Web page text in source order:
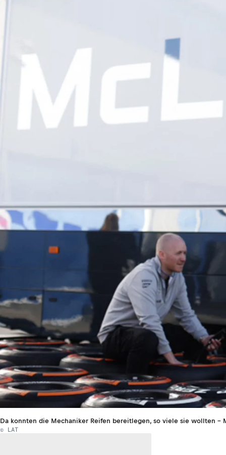
Da konnten die Mechaniker Reifen bereitlegen, so viele sie wollten –
© LAT